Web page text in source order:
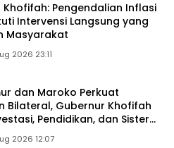
Khofifah: Pengendalian Inflasi
Intervensi Langsung yang
Masyarakat
2026 23:11
dan Maroko Perkuat
Bilateral, Gubernur Khofifah
Pendidikan, dan Sister
2026 12:07